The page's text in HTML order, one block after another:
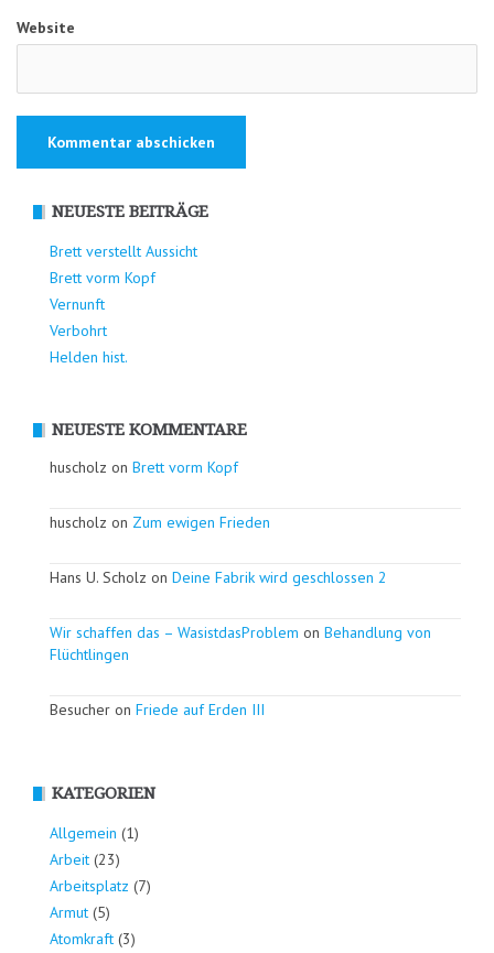
Website
NEUESTE BEITRÄGE
Brett verstellt Aussicht
Brett vorm Kopf
Vernunft
Verbohrt
Helden hist.
NEUESTE KOMMENTARE
huscholz on Brett vorm Kopf
huscholz on Zum ewigen Frieden
Hans U. Scholz on Deine Fabrik wird geschlossen 2
Wir schaffen das – WasistdasProblem on Behandlung von
Flüchtlingen
Besucher on Friede auf Erden III
KATEGORIEN
Allgemein (1)
Arbeit (23)
Arbeitsplatz (7)
Armut (5)
Atomkraft (3)